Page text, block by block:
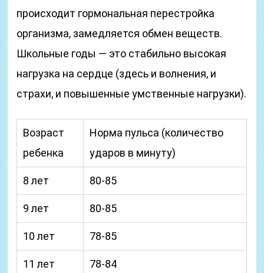
происходит гормональная перестройка
организма, замедляется обмен веществ.
Школьные годы — это стабильно высокая
нагрузка на сердце (здесь и волнения, и
страхи, и повышенные умственные нагрузки).
Возраст
ребенка
Норма пульса (количество
ударов в минуту)
8 лет 80-85
9 лет 80-85
10 лет 78-85
11 лет 78-84